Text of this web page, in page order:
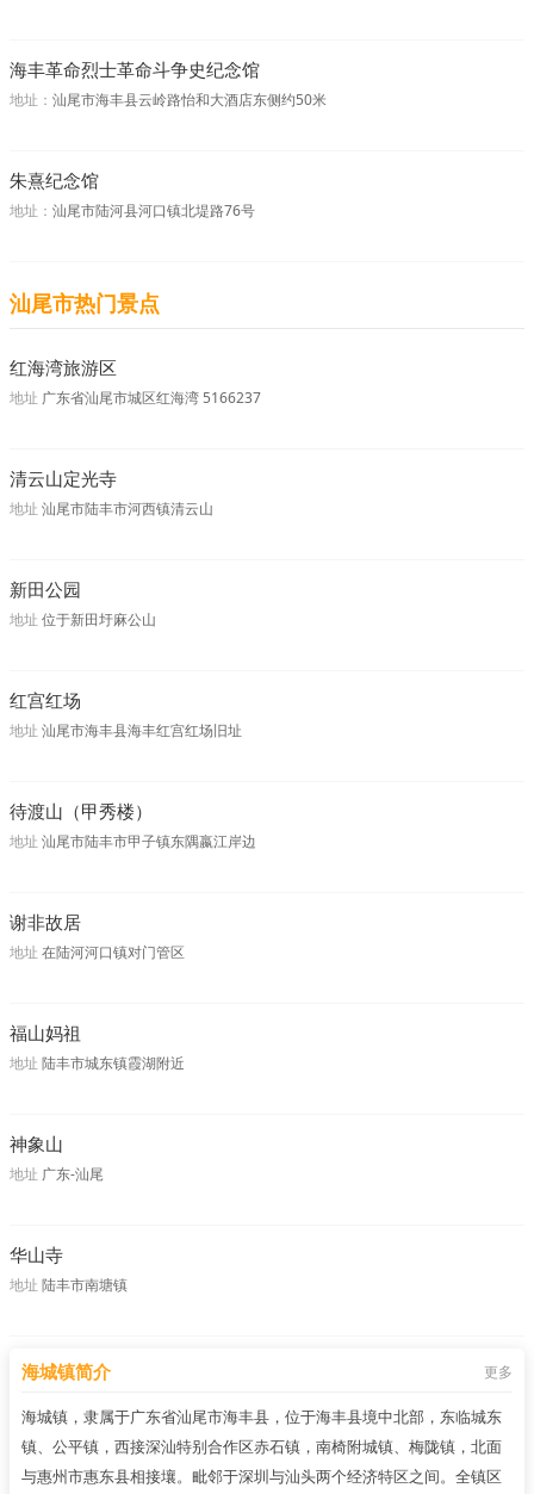
海丰革命烈士革命斗争史纪念馆
地址： 汕尾市海丰县云岭路怡和大酒店东侧约50米
朱熹纪念馆
地址： 汕尾市陆河县河口镇北堤路76号
汕尾市热门景点
红海湾旅游区
地址 广东省汕尾市城区红海湾 5166237
清云山定光寺
地址 汕尾市陆丰市河西镇清云山
新田公园
地址 位于新田圩麻公山
红宫红场
地址 汕尾市海丰县海丰红宫红场旧址
待渡山（甲秀楼）
地址 汕尾市陆丰市甲子镇东隅嬴江岸边 ‎
谢非故居
地址 在陆河河口镇对门管区
福山妈祖
地址 陆丰市城东镇霞湖附近
神象山
地址 广东-汕尾
华山寺
地址 陆丰市南塘镇
海城镇简介 更多
海城镇，隶属于广东省汕尾市海丰县，位于海丰县境中北部，东临城东
镇、公平镇，西接深汕特别合作区赤石镇，南椅附城镇、梅陇镇，北面
与惠州市惠东县相接壤。毗邻于深圳与汕头两个经济特区之间。全镇区